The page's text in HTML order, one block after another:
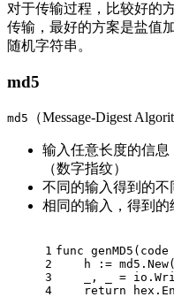
对于传输过程，比较好的
传输，最好的方案是盐值
随机字符串。
md5
md5 （Message-Digest
输入任意长度的信息
（数字指纹）
不同的输入得到的不
相同的输入，得到的
1
2
3
4
func
h :=
_, _ =
return